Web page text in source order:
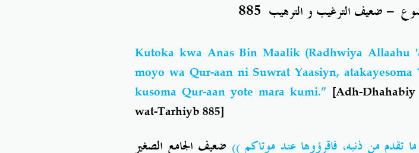
- ضعيف الترغيب و الترهيب 885
Kutoka kwa Anas Bin Maalik (Radhwiya Allaahu
moyo wa Qur-aan ni Suwrat Yaasiyn,
kusoma Qur-aan yote mara kumi.” [Adh-
wat-Tarhiyb 885]
تقدم من ذنبه، فاقرؤوها عند موتاكم )) ضعيف الجامع الصغير